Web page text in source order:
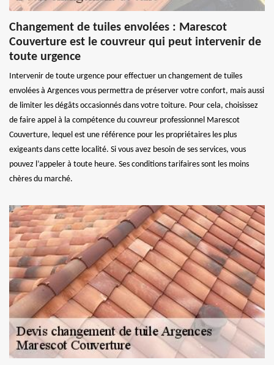
Changement de tuiles envolées : Marescot
Couverture est le couvreur qui peut intervenir de
toute urgence
Intervenir de toute urgence pour effectuer un changement de tuiles
envolées à Argences vous permettra de préserver votre confort, mais aussi
de limiter les dégâts occasionnés dans votre toiture. Pour cela, choisissez
de faire appel à la compétence du couvreur professionnel Marescot
Couverture, lequel est une référence pour les propriétaires les plus
exigeants dans cette localité. Si vous avez besoin de ses services, vous
pouvez l’appeler à toute heure. Ses conditions tarifaires sont les moins
chères du marché.